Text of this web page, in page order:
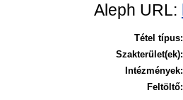
Aleph URL:
Tétel típus:
Szakterület(ek):
Intézmények:
Feltöltő: